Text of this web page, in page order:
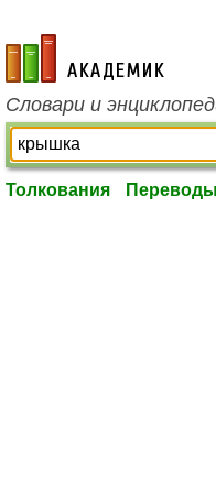
academic.ru
Словари и
Толкования Переводы